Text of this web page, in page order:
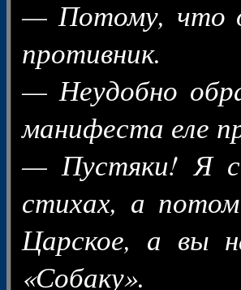
— Потому, что
противник.
— Неудобно
манифеста еле
— Пустяки! Я
стихах, а
Царское, а вы
«Собаку».